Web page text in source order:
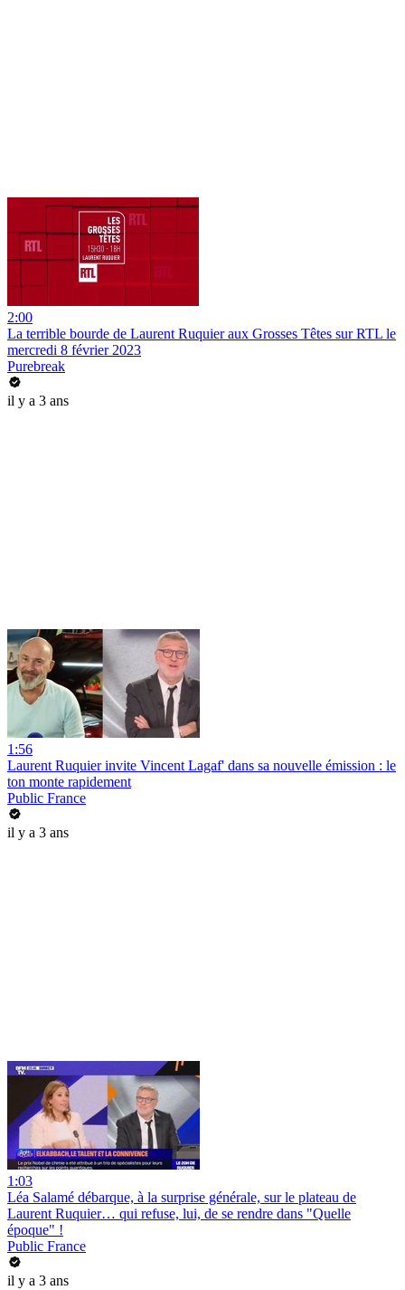
2:00
La terrible bourde de Laurent Ruquier aux Grosses Têtes sur RTL le
mercredi 8 février 2023
Purebreak
il y a 3 ans
1:56
Laurent Ruquier invite Vincent Lagaf' dans sa nouvelle émission : le
ton monte rapidement
Public France
il y a 3 ans
1:03
Léa Salamé débarque, à la surprise générale, sur le plateau de
Laurent Ruquier… qui refuse, lui, de se rendre dans "Quelle
époque" !
Public France
il y a 3 ans